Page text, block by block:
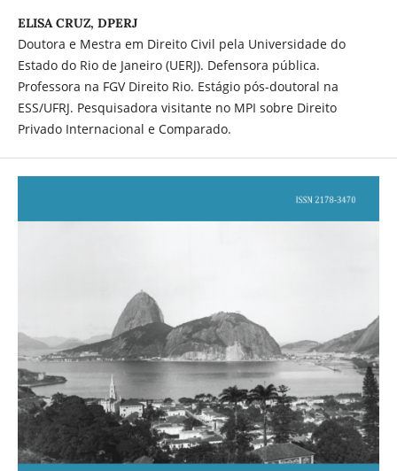
ELISA CRUZ, DPERJ
Doutora e Mestra em Direito Civil pela Universidade do
Estado do Rio de Janeiro (UERJ). Defensora pública.
Professora na FGV Direito Rio. Estágio pós-doutoral na
ESS/UFRJ. Pesquisadora visitante no MPI sobre Direito
Privado Internacional e Comparado.